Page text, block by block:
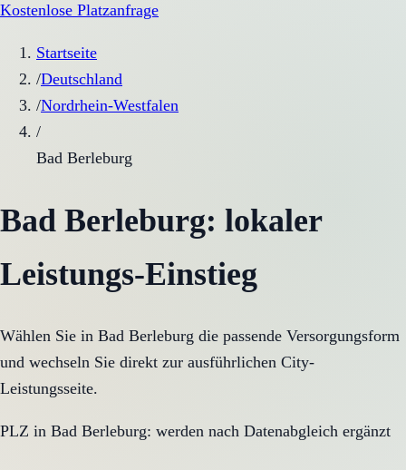
Kostenlose Platzanfrage
Startseite
/Deutschland
/Nordrhein-Westfalen
/
Bad Berleburg
Bad Berleburg: lokaler
Leistungs-Einstieg
Wählen Sie in Bad Berleburg die passende Versorgungsform
und wechseln Sie direkt zur ausführlichen City-
Leistungsseite.
PLZ in Bad Berleburg: werden nach Datenabgleich ergänzt